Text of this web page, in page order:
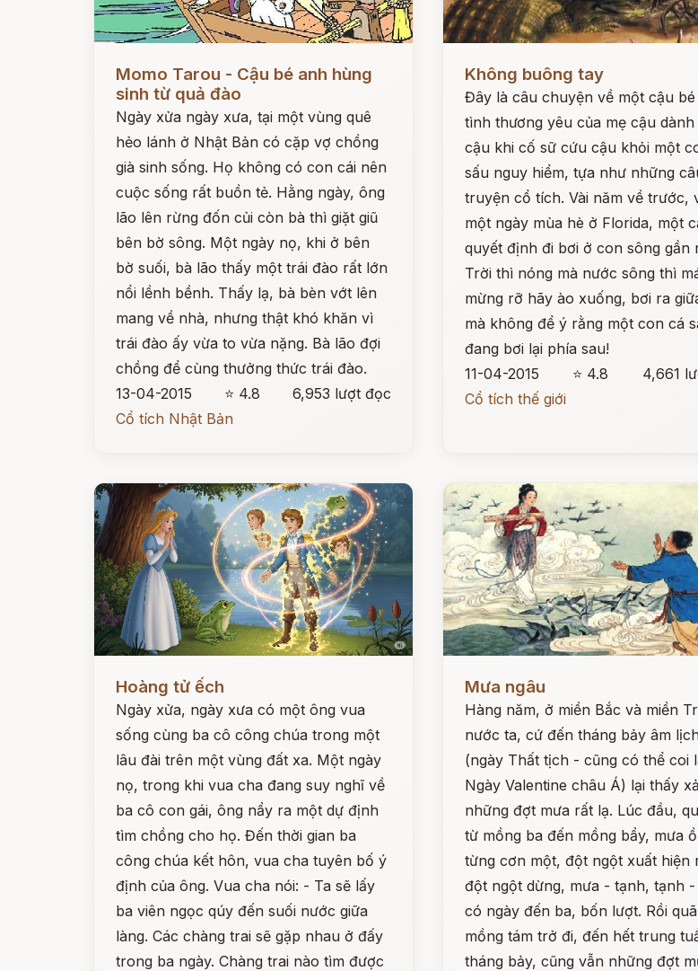
Momo Tarou - Cậu bé anh hùng
sinh từ quả đào
Ngày xửa ngày xưa, tại một vùng quê
hẻo lánh ở Nhật Bản có cặp vợ chồng
già sinh sống. Họ không có con cái nên
cuộc sống rất buồn tẻ. Hằng ngày, ông
lão lên rừng đốn củi còn bà thì giặt giũ
bên bờ sông. Một ngày nọ, khi ở bên
bờ suối, bà lão thấy một trái đào rất lớn
nổi lềnh bềnh. Thấy lạ, bà bèn vớt lên
mang về nhà, nhưng thật khó khăn vì
trái đào ấy vừa to vừa nặng. Bà lão đợi
chồng để cùng thưởng thức trái đào.
13-04-2015
⭐ 4.8
6,953 lượt đọc
Cổ tích Nhật Bản
Không buông tay
Đây là câu chuyện về một cậu
tình thương yêu của mẹ cậu
cậu khi cố sữ cứu cậu khỏi một
sấu nguy hiểm, tựa như những
truyện cổ tích. Vài năm về trước,
một ngày mùa hè ở Florida, một
quyết định đi bơi ở con sông gần
Trời thì nóng mà nước sông thì
mừng rỡ hãy ào xuống, bơi ra
mà không để ý rằng một con cá
đang bơi lại phía sau!
11-04-2015
⭐ 4.8
4,661
Cổ tích thế giới
Hoàng tử ếch
Ngày xửa, ngày xưa có một ông vua
sống cùng ba cô công chúa trong một
lâu đài trên một vùng đất xa. Một ngày
nọ, trong khi vua cha đang suy nghĩ về
ba cô con gái, ông nẩy ra một dự định
tìm chồng cho họ. Đến thời gian ba
công chúa kết hôn, vua cha tuyên bố ý
định của ông. Vua cha nói: - Ta sẽ lấy
ba viên ngọc qúy đến suối nước giữa
làng. Các chàng trai sẽ gặp nhau ở đấy
trong ba ngày. Chàng trai nào tìm được
Mưa ngâu
Hàng năm, ở miền Bắc và miền
nước ta, cứ đến tháng bảy âm
(ngày Thất tịch - cũng có thể coi
Ngày Valentine châu Á) lại thấy
những đợt mưa rất lạ. Lúc đầu,
từ mồng ba đến mồng bẩy, mưa
từng cơn một, đột ngột xuất hiện
đột ngột dừng, mưa - tạnh, tạnh -
có ngày đến ba, bốn lượt. Rồi
mồng tám trở đi, đến hết trung
tháng bảy, cũng vẫn những đợt